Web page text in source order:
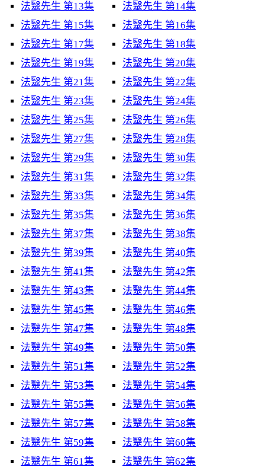
法毉先生 第13集
法毉先生 第14集
法毉先生 第15集
法毉先生 第16集
法毉先生 第17集
法毉先生 第18集
法毉先生 第19集
法毉先生 第20集
法毉先生 第21集
法毉先生 第22集
法毉先生 第23集
法毉先生 第24集
法毉先生 第25集
法毉先生 第26集
法毉先生 第27集
法毉先生 第28集
法毉先生 第29集
法毉先生 第30集
法毉先生 第31集
法毉先生 第32集
法毉先生 第33集
法毉先生 第34集
法毉先生 第35集
法毉先生 第36集
法毉先生 第37集
法毉先生 第38集
法毉先生 第39集
法毉先生 第40集
法毉先生 第41集
法毉先生 第42集
法毉先生 第43集
法毉先生 第44集
法毉先生 第45集
法毉先生 第46集
法毉先生 第47集
法毉先生 第48集
法毉先生 第49集
法毉先生 第50集
法毉先生 第51集
法毉先生 第52集
法毉先生 第53集
法毉先生 第54集
法毉先生 第55集
法毉先生 第56集
法毉先生 第57集
法毉先生 第58集
法毉先生 第59集
法毉先生 第60集
法毉先生 第61集
法毉先生 第62集